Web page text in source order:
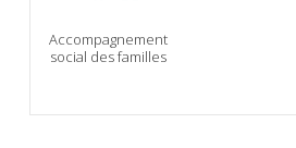
Accompagnement
social des familles